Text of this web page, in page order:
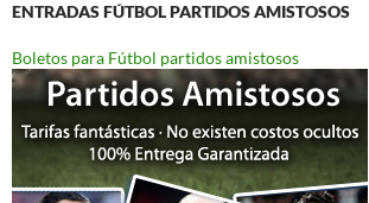
ENTRADAS FÚTBOL PARTIDOS AMISTOSOS
Boletos para Fútbol partidos amistosos